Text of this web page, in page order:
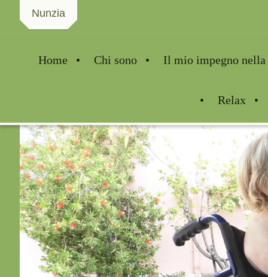
Nunzia
Home Chi sono Il mio impegno nella
Relax